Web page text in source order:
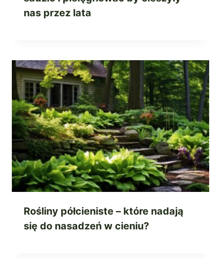
nas przez lata
Rośliny półcieniste – które nadają
się do nasadzeń w cieniu?